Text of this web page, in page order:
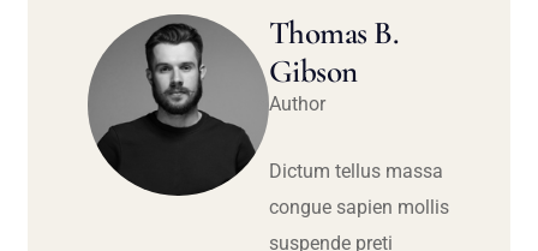
Thomas B.
Gibson
Author
Dictum tellus massa
congue sapien mollis
suspende preti